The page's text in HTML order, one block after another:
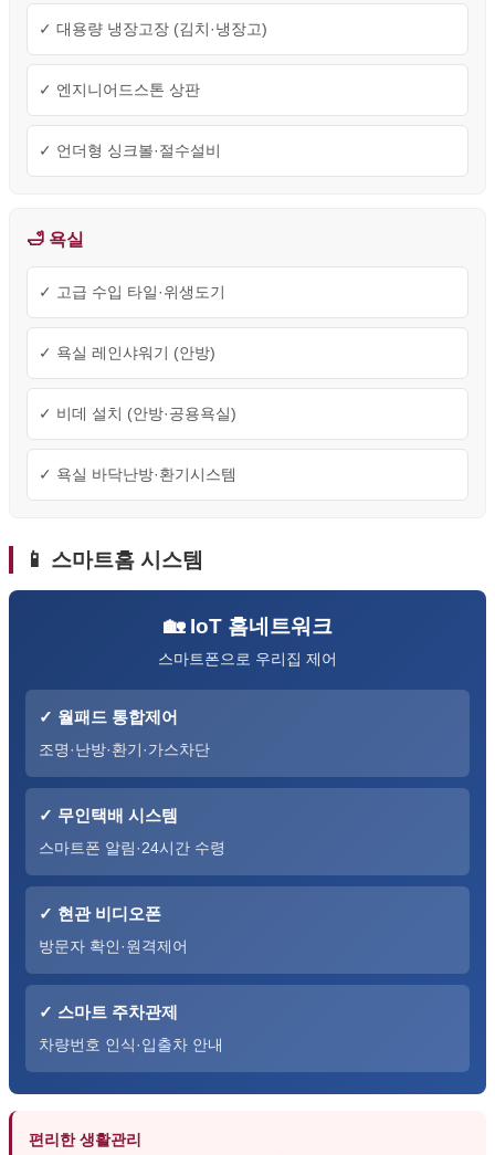
✓ 대용량 냉장고장 (김치·냉장고)
✓ 엔지니어드스톤 상판
✓ 언더형 싱크볼·절수설비
🛁 욕실
✓ 고급 수입 타일·위생도기
✓ 욕실 레인샤워기 (안방)
✓ 비데 설치 (안방·공용욕실)
✓ 욕실 바닥난방·환기시스템
📱 스마트홈 시스템
🏡 IoT 홈네트워크
스마트폰으로 우리집 제어
✓ 월패드 통합제어
조명·난방·환기·가스차단
✓ 무인택배 시스템
스마트폰 알림·24시간 수령
✓ 현관 비디오폰
방문자 확인·원격제어
✓ 스마트 주차관제
차량번호 인식·입출차 안내
편리한 생활관리